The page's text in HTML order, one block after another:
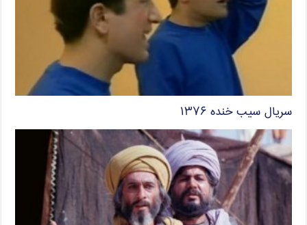
سریال سیب خنده ۱۳۷۶